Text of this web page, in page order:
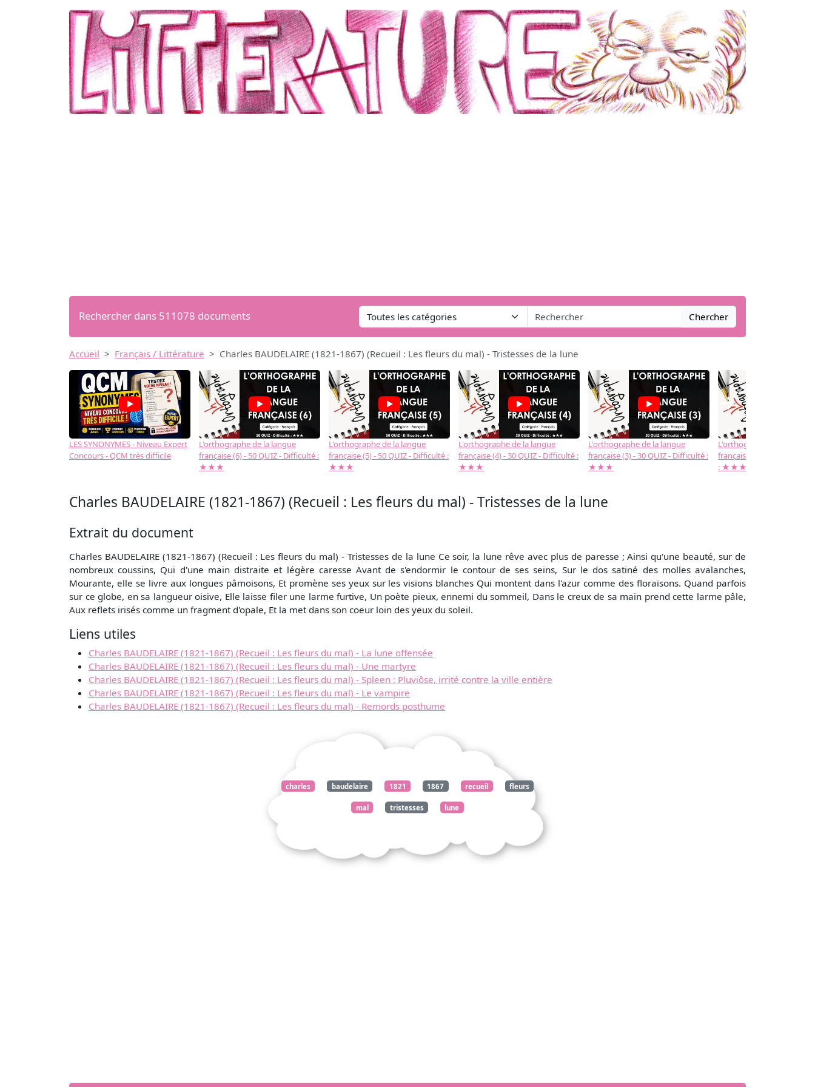
Rechercher dans 511078 documents Chercher
Accueil Français / Littérature Charles BAUDELAIRE (1821-1867) (Recueil : Les fleurs du mal) - Tristesses de la lune
LES SYNONYMES - Niveau Expert
Concours - QCM très difficile
L'orthographe de la langue
française (6) - 50 QUIZ - Difficulté :
★★★
L'orthographe de la langue
française (5) - 50 QUIZ - Difficulté :
★★★
L'orthographe de la langue
française (4) - 30 QUIZ - Difficulté :
★★★
L'orthographe de la langue
française (3) - 30 QUIZ - Difficulté :
★★★
L'orthographe de la langue
française (2) -( 20 QUIZ -
: ★★★
→
Charles BAUDELAIRE (1821-1867) (Recueil : Les fleurs du mal) - Tristesses de la lune
Extrait du document
Charles BAUDELAIRE (1821-1867) (Recueil : Les fleurs du mal) - Tristesses de la lune Ce soir, la lune rêve avec plus de paresse ; Ainsi qu'une beauté, sur de
nombreux coussins, Qui d'une main distraite et légère caresse Avant de s'endormir le contour de ses seins, Sur le dos satiné des molles avalanches,
Mourante, elle se livre aux longues pâmoisons, Et promène ses yeux sur les visions blanches Qui montent dans l'azur comme des floraisons. Quand parfois
sur ce globe, en sa langueur oisive, Elle laisse filer une larme furtive, Un poète pieux, ennemi du sommeil, Dans le creux de sa main prend cette larme pâle,
Aux reflets irisés comme un fragment d'opale, Et la met dans son coeur loin des yeux du soleil.
Liens utiles
Charles BAUDELAIRE (1821-1867) (Recueil : Les fleurs du mal) - La lune offensée
Charles BAUDELAIRE (1821-1867) (Recueil : Les fleurs du mal) - Une martyre
Charles BAUDELAIRE (1821-1867) (Recueil : Les fleurs du mal) - Spleen : Pluviôse, irrité contre la ville entière
Charles BAUDELAIRE (1821-1867) (Recueil : Les fleurs du mal) - Le vampire
Charles BAUDELAIRE (1821-1867) (Recueil : Les fleurs du mal) - Remords posthume
charles baudelaire 1821 1867 recueil fleurs
mal tristesses lune